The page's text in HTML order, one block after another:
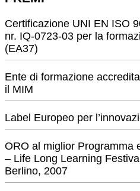
Certificazione UNI EN ISO
nr. IQ-0723-03 per la
(EA37)
Ente di formazione
il MIM
Label Europeo per
ORO al miglior Programma
– Life Long Learning
Berlino, 2007